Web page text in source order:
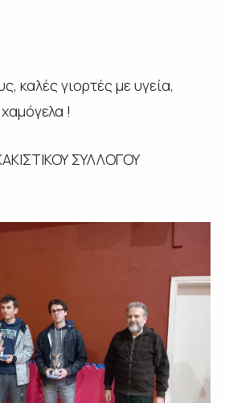
καλές γιορτές με υγεία,
!
ΣΥΛΛΟΓΟΥ